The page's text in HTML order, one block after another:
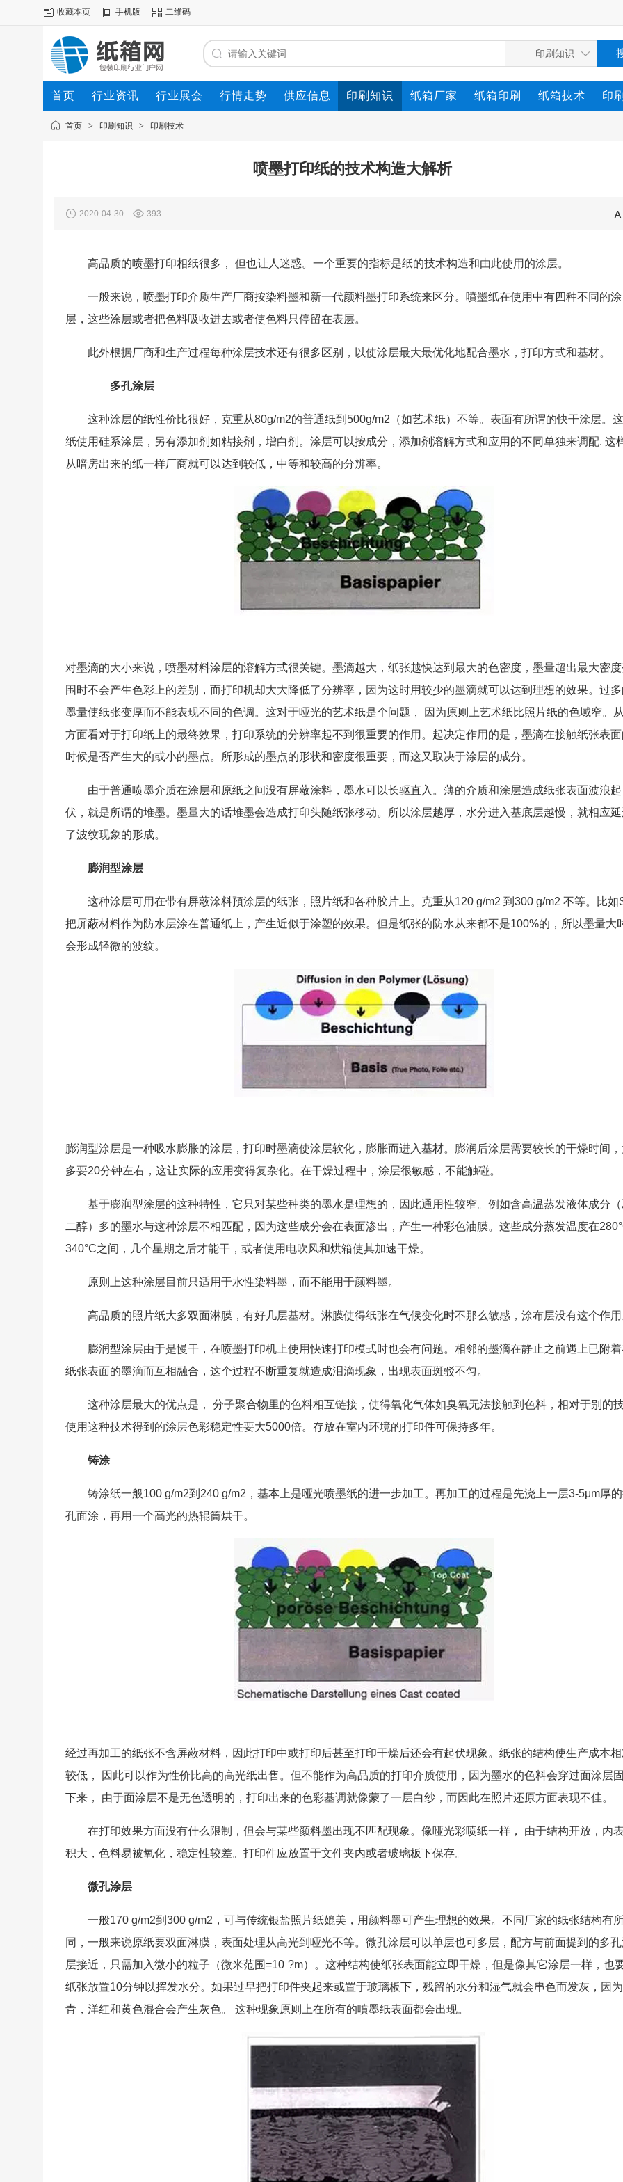
收藏本页 手机版 二维码
首页 行业资讯 行业展会 行情走势 供应信息 印刷知识 纸箱厂家 纸箱印刷 纸箱技术 印
首页 > 印刷知识 > 印刷技术
喷墨打印纸的技术构造大解析
2020-04-30 393
高品质的喷墨打印相纸很多， 但也让人迷惑。一个重要的指标是纸的技术构造和由此使用的涂层。
一般来说，喷墨打印介质生产厂商按染料墨和新一代颜料墨打印系统来区分。噴墨纸在使用中有四种不同的涂
层，这些涂层或者把色料吸收进去或者使色料只停留在表层。
此外根据厂商和生产过程每种涂层技术还有很多区别，以使涂层最大最优化地配合墨水，打印方式和基材。
多孔涂层
这种涂层的纸性价比很好，克重从80g/m2的普通纸到500g/m2（如艺术纸）不等。表面有所谓的快干涂层。
纸使用硅系涂层，另有添加剂如粘接剂，增白剂。涂层可以按成分，添加剂溶解方式和应用的不同单独来调配. 这
从暗房出来的纸一样厂商就可以达到较低，中等和较高的分辨率。
对墨滴的大小来说，喷墨材料涂层的溶解方式很关键。墨滴越大，纸张越快达到最大的色密度，墨量超出最大密
围时不会产生色彩上的差别，而打印机却大大降低了分辨率，因为这时用较少的墨滴就可以达到理想的效果。过多
墨量使纸张变厚而不能表现不同的色调。这对于哑光的艺术纸是个问题， 因为原则上艺术纸比照片纸的色域窄。
方面看对于打印纸上的最终效果，打印系统的分辨率起不到很重要的作用。起决定作用的是，墨滴在接触纸张表面
时候是否产生大的或小的墨点。所形成的墨点的形状和密度很重要，而这又取决于涂层的成分。
由于普通喷墨介质在涂层和原纸之间没有屏蔽涂料，墨水可以长驱直入。薄的介质和涂层造成纸张表面波浪起
伏，就是所谓的堆墨。墨量大的话堆墨会造成打印头随纸张移动。所以涂层越厚，水分进入基底层越慢，就相应延
了波纹现象的形成。
膨润型涂层
这种涂层可用在带有屏蔽涂料預涂层的纸张，照片纸和各种胶片上。克重从120 g/m2 到300 g/m2 不等。比如
把屏蔽材料作为防水层涂在普通纸上，产生近似于涂塑的效果。但是纸张的防水从来都不是100%的，所以墨量大
会形成轻微的波纹。
膨润型涂层是一种吸水膨胀的涂层，打印时墨滴使涂层软化，膨胀而进入基材。膨润后涂层需要较长的干燥时间，
多要20分钟左右，这让实际的应用变得复杂化。在干燥过程中，涂层很敏感，不能触碰。
基于膨润型涂层的这种特性，它只对某些种类的墨水是理想的，因此通用性较窄。例如含高温蒸发液体成分（
二醇）多的墨水与这种涂层不相匹配，因为这些成分会在表面渗出，产生一种彩色油膜。这些成分蒸发温度在
340°C之间，几个星期之后才能干，或者使用电吹风和烘箱使其加速干燥。
原则上这种涂层目前只适用于水性染料墨，而不能用于颜料墨。
高品质的照片纸大多双面淋膜，有好几层基材。淋膜使得纸张在气候变化时不那么敏感，涂布层没有这个作用
膨润型涂层由于是慢干，在喷墨打印机上使用快速打印模式时也会有问题。相邻的墨滴在静止之前遇上已附着
纸张表面的墨滴而互相融合，这个过程不断重复就造成泪滴现象，出现表面斑驳不匀。
这种涂层最大的优点是， 分子聚合物里的色料相互链接，使得氧化气体如臭氧无法接触到色料，相对于别的
使用这种技术得到的涂层色彩稳定性要大5000倍。存放在室内环境的打印件可保持多年。
铸涂
铸涂纸一般100 g/m2到240 g/m2，基本上是哑光喷墨纸的进一步加工。再加工的过程是先浇上一层3-5μm厚
孔面涂，再用一个高光的热辊筒烘干。
经过再加工的纸张不含屏蔽材料，因此打印中或打印后甚至打印干燥后还会有起伏现象。纸张的结构使生产成本
较低， 因此可以作为性价比高的高光纸出售。但不能作为高品质的打印介质使用，因为墨水的色料会穿过面涂层
下来， 由于面涂层不是无色透明的，打印出来的色彩基调就像蒙了一层白纱，而因此在照片还原方面表现不佳。
在打印效果方面没有什么限制，但会与某些颜料墨出现不匹配现象。像哑光彩喷纸一样， 由于结构开放，内
积大，色料易被氧化，稳定性较差。打印件应放置于文件夹内或者玻璃板下保存。
微孔涂层
一般170 g/m2到300 g/m2，可与传统银盐照片纸媲美，用颜料墨可产生理想的效果。不同厂家的纸张结构有
同，一般来说原纸要双面淋膜，表面处理从高光到哑光不等。微孔涂层可以单层也可多层，配方与前面提到的多孔
层接近，只需加入微小的粒子（微米范围=10ˉ?m）。这种结构使纸张表面能立即干燥，但是像其它涂层一样，也
纸张放置10分钟以挥发水分。如果过早把打印件夹起来或置于玻璃板下，残留的水分和湿气就会串色而发灰，因
青，洋红和黄色混合会产生灰色。 这种现象原则上在所有的噴墨纸表面都会出现。